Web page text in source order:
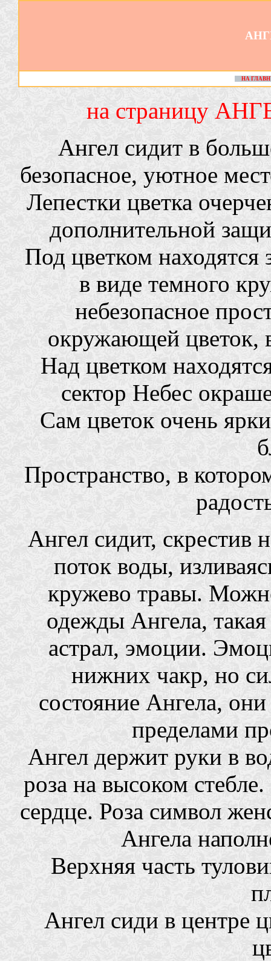
НА
на страницу
Ангел сидит в
безопасное, уютное
Лепестки цветка
дополнительной
Под цветком находятся
в виде темного
небезопасное
окружающей цветок,
Над цветком
сектор Небес
Сам цветок очень
Пространство, в
Ангел сидит, скрестив
поток воды,
кружево травы.
одежды Ангела,
астрал, эмоции.
нижних чакр, но
состояние Ангела,
пределами
Ангел держит руки в
роза на высоком
сердце. Роза символ
Ангела
Верхняя часть
Ангел сиди в центре